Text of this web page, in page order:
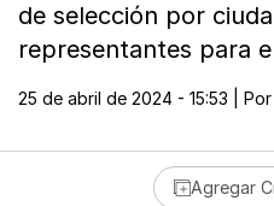
de selección por
representantes para
25 de abril de 2024 - 15:53 | Por
Agregar